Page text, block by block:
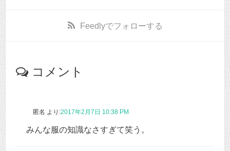
Feedlyでフォローする
コメント
匿名 より:2017年2月7日 10:38 PM
みんな服の知識なさすぎて笑う。